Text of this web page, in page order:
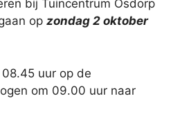
bij Tuincentrum Osdorp
op zondag 2 oktober
uur op de
om 09.00 uur naar